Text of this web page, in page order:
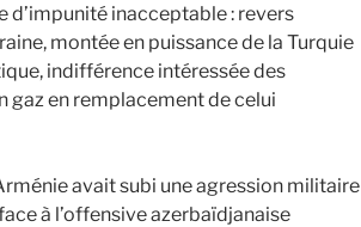
d’impunité inacceptable : revers
montée en puissance de la Turquie
indifférence intéressée des
gaz en remplacement de celui
avait subi une agression militaire
à l’offensive azerbaïdjanaise